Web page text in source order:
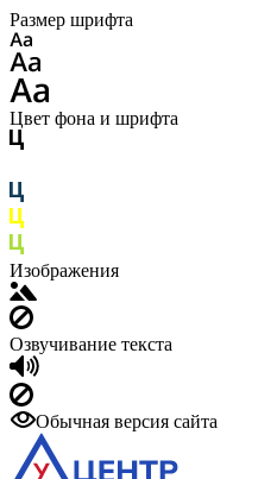
Размер шрифта
Цвет фона и шрифта
Изображения
Озвучивание текста
Обычная версия сайта